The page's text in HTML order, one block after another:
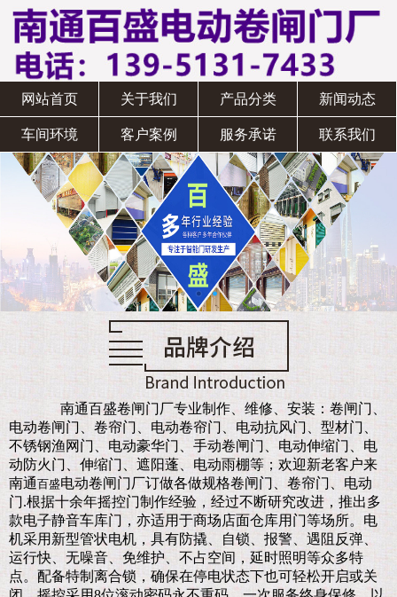
网站首页 关于我们 产品分类 新闻动态
车间环境 客户案例 服务承诺 联系我们
南通百盛卷闸门厂专业制作、维修、安装：卷闸门、
电动卷闸门、卷帘门、电动卷帘门、电动抗风门、型材门、
不锈钢渔网门、电动豪华门、手动卷闸门、电动伸缩门、电
动防火门、伸缩门、遮阳蓬、电动雨棚等；欢迎新老客户来
南通 百盛电动卷闸门厂订做各做规格卷闸门、卷帘门、电动
门.根据十余年摇控门制作经验，经过不断研究改进，推出多
款电子静音车库门，亦适用于商场店面仓库用门等场所。电
机采用新型管状电机，具有防撬、自锁、报警、遇阻反弹、
运行快、无噪音、免维护、不占空间，延时照明等众多特
点。配备特制离合锁，确保在停电状态下也可轻松开启或关